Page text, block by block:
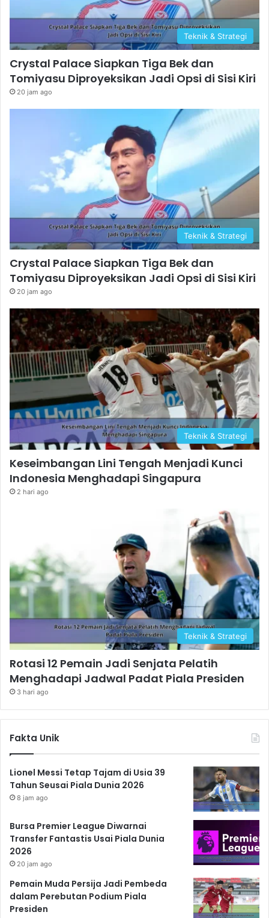
Teknik & Strategi
Crystal Palace Siapkan Tiga Bek dan
Tomiyasu Diproyeksikan Jadi Opsi di Sisi Kiri
20 jam ago
Teknik & Strategi
Crystal Palace Siapkan Tiga Bek dan
Tomiyasu Diproyeksikan Jadi Opsi di Sisi Kiri
20 jam ago
Teknik & Strategi
Keseimbangan Lini Tengah Menjadi Kunci
Indonesia Menghadapi Singapura
2 hari ago
Teknik & Strategi
Rotasi 12 Pemain Jadi Senjata Pelatih
Menghadapi Jadwal Padat Piala Presiden
3 hari ago
Fakta Unik
Lionel Messi Tetap Tajam di Usia 39
Tahun Seusai Piala Dunia 2026
8 jam ago
Bursa Premier League Diwarnai
Transfer Fantastis Usai Piala Dunia
2026
20 jam ago
Pemain Muda Persija Jadi Pembeda
dalam Perebutan Podium Piala
Presiden